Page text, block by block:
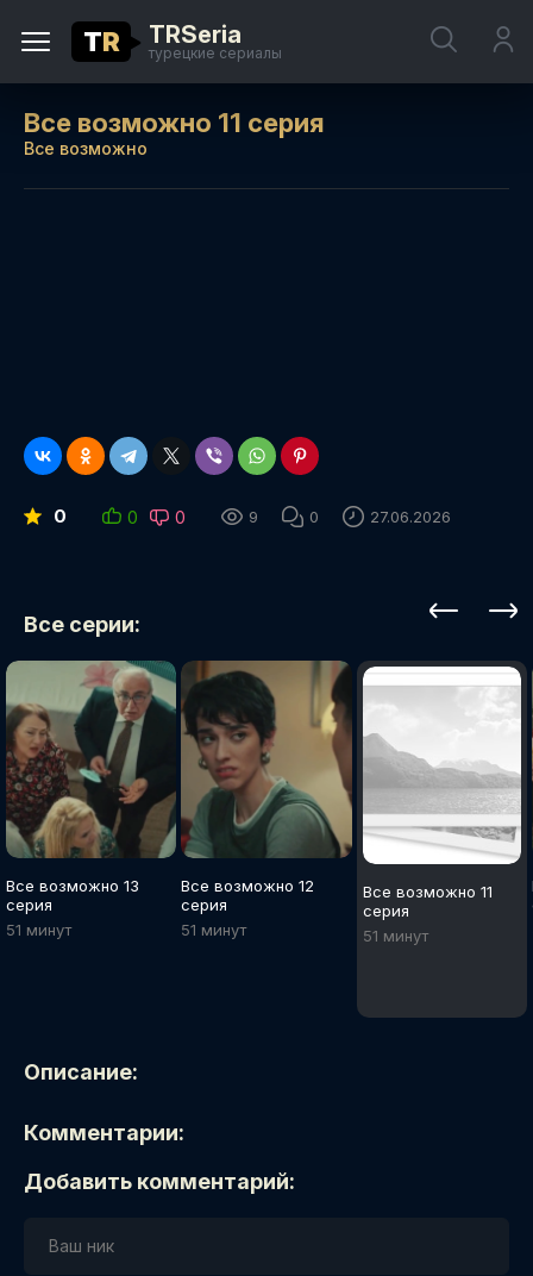
TR TRSeria
турецкие сериалы
Все возможно 11 серия
Все возможно
0 0 0 9 0 27.06.2026
Все серии:
Все возможно 13
серия
51 минут
Все возможно 12
серия
51 минут
Все возможно 11
серия
51 минут
Описание:
Комментарии:
Добавить комментарий: